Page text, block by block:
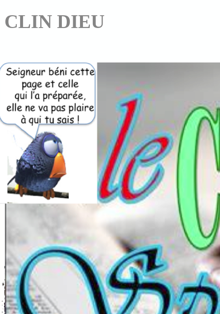
CLIN DIEU